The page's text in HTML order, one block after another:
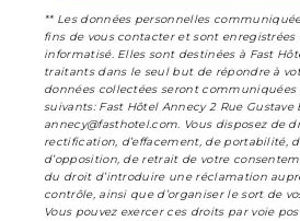
** Les données personnelles
fins de vous contacter et sont
informatisé. Elles sont destinées à Fast
traitants dans le seul but de répondre à
données collectées seront communiquées
suivants: Fast Hôtel Annecy 2 Rue Gustave
annecy@fasthotel.com. Vous disposez de
rectification, d’effacement, de portabilité,
d’opposition, de retrait de votre
du droit d’introduire une réclamation
contrôle, ainsi que d’organiser le sort de
Vous pouvez exercer ces droits par voie